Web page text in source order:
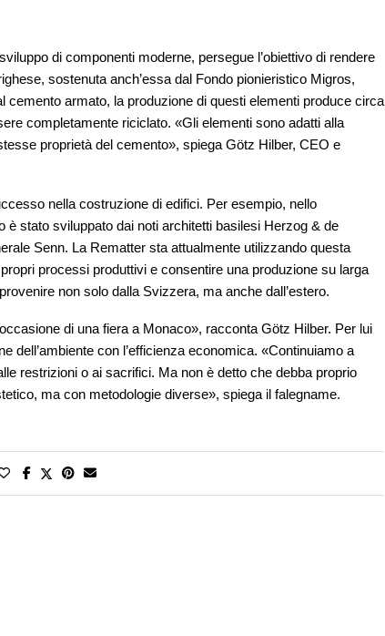
di componenti moderne, persegue l’obiettivo di rendere
sostenuta anch’essa dal Fondo pionieristico Migros,
cemento armato, la produzione di questi elementi produce circa
completamente riciclato. «Gli elementi sono adatti alla
proprietà del cemento», spiega Götz Hilber, CEO e
nella costruzione di edifici. Per esempio, nello
stato sviluppato dai noti architetti basilesi Herzog & de
Senn. La Rematter sta attualmente utilizzando questa
processi produttivi e consentire una produzione su larga
non solo dalla Svizzera, ma anche dall’estero.
di una fiera a Monaco», racconta Götz Hilber. Per lui
dell’ambiente con l’efficienza economica. «Continuiamo a
restrizioni o ai sacrifici. Ma non è detto che debba proprio
ma con metodologie diverse», spiega il falegname.